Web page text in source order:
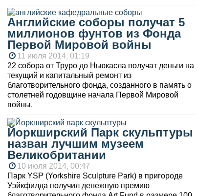
Английские соборы получат 5
миллионов фунтов из Фонда
Первой Мировой войны
11 июля 2014, 01:19
22 собора от Труро до Ньюкасла получат деньги на
текущий и капитальный ремонт из
благотворительного фонда, созданного в память о
столетней годовщине начала Первой Мировой
войны.
Йоркширский Парк скульптуры
назван лучшим музеем
Великобритании
10 июля 2014, 00:47
Парк YSP (Yorkshire Sculpture Park) в пригороде
Уэйкфилда получил денежную премию